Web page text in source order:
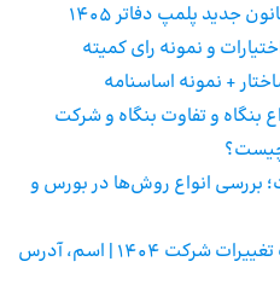
و نمونه رای کمیته
+ نمونه اساسنامه
بنگاه و تفاوت بنگاه و شرکت
بررسی انواع روش‌ها در بورس و
آموزش تصویری مراحل ثبت تغییرات شرکت 1404 | اسم، آدرس